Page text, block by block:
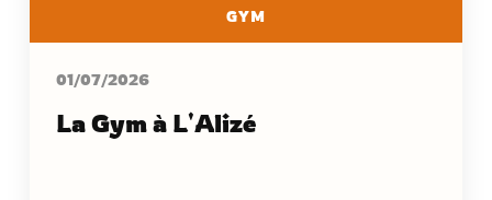
GYM
01/07/2026
La Gym à L'Alizé